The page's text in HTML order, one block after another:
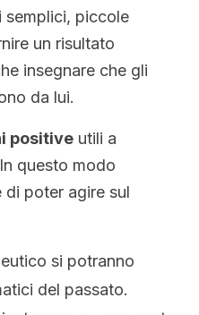
semplici, piccole
un risultato
insegnare che gli
da lui.
positive utili a
questo modo
di poter agire sul
si potranno
del passato.